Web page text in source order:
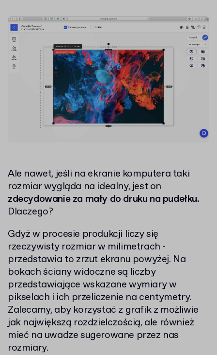
Ale nawet, jeśli na ekranie komputera taki
rozmiar wygląda na idealny, jest on
zdecydowanie za mały do druku na pudełku.
Dlaczego?
Gdyż w procesie produkcji liczy się
rzeczywisty rozmiar w milimetrach -
przedstawia to zrzut ekranu powyżej. Na
bokach ściany widoczne są liczby
przedstawiające wskazane wymiary w
pikselach i ich przeliczenie na centymetry.
Zalecamy, aby korzystać z grafik z możliwie
jak największą rozdzielczością, ale również
mieć na uwadze sugerowane przez nas
rozmiary.